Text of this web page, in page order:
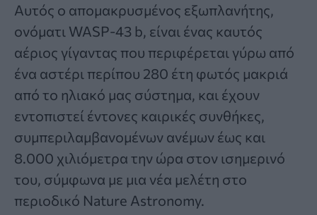
Αυτός ο απομακρυσμένος εξωπλανήτης,
ονόματι WASP-43 b, είναι ένας καυτός
αέριος γίγαντας που περιφέρεται γύρω από
ένα αστέρι περίπου 280 έτη φωτός μακριά
από το ηλιακό μας σύστημα, και έχουν
εντοπιστεί έντονες καιρικές συνθήκες,
συμπεριλαμβανομένων ανέμων έως και
8.000 χιλιόμετρα την ώρα στον ισημερινό
του, σύμφωνα με μια νέα μελέτη στο
περιοδικό Nature Astronomy.